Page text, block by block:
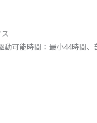
可能時間：最小44時間、